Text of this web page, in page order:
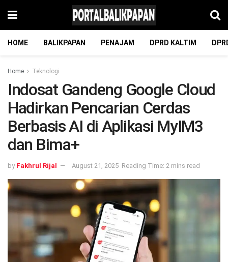
HOME BALIKPAPAN PENAJAM DPRD KALTIM
Home Teknologi
Indosat Gandeng Google Cloud
Hadirkan Pencarian Cerdas
Berbasis AI di Aplikasi MyIM3
dan Bima+
by Fakhrul Rijal August 21, 2025 Reading Time: 2 mins read